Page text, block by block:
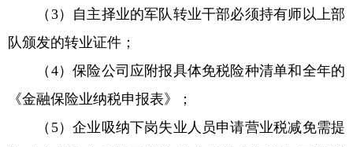
（3）自主择业的军队转业干部必须持有师以上部
队颁发的转业证件；
（4）保险公司应附报具体免税险种清单和全年的
《金融保险业纳税申报表》；
（5）企业吸纳下岗失业人员申请营业税减免需提